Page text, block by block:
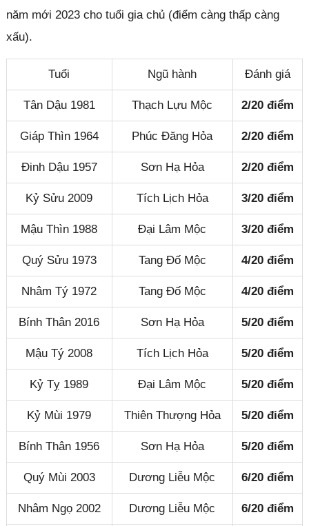
năm mới 2023 cho tuổi gia chủ (điểm càng thấp càng
xấu).
Tuổi Ngũ hành Đánh giá
Tân Dậu 1981 Thạch Lựu Mộc 2/20 điểm
Giáp Thìn 1964 Phúc Đăng Hỏa 2/20 điểm
Đinh Dậu 1957 Sơn Hạ Hỏa 2/20 điểm
Kỷ Sửu 2009 Tích Lịch Hỏa 3/20 điểm
Mậu Thìn 1988 Đại Lâm Mộc 3/20 điểm
Quý Sửu 1973 Tang Đố Mộc 4/20 điểm
Nhâm Tý 1972 Tang Đố Mộc 4/20 điểm
Bính Thân 2016 Sơn Hạ Hỏa 5/20 điểm
Mậu Tý 2008 Tích Lịch Hỏa 5/20 điểm
Kỷ Tỵ 1989 Đại Lâm Mộc 5/20 điểm
Kỷ Mùi 1979 Thiên Thượng Hỏa 5/20 điểm
Bính Thân 1956 Sơn Hạ Hỏa 5/20 điểm
Quý Mùi 2003 Dương Liễu Mộc 6/20 điểm
Nhâm Ngọ 2002 Dương Liễu Mộc 6/20 điểm